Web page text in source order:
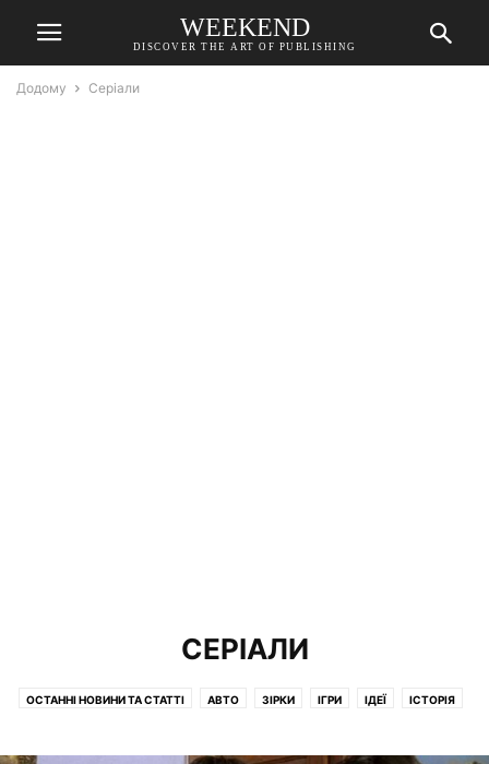
WEEKEND
DISCOVER THE ART OF PUBLISHING
Додому Серіали
СЕРІАЛИ
ОСТАННІ НОВИНИ ТА СТАТТІ АВТО ЗІРКИ ІГРИ ІДЕЇ ІСТОРІЯ
МІСТА ТА КРАЇНИ МУЛЬТФІЛЬМИ ОЗБРОННЯ ОСВІТА ПРИРОДА